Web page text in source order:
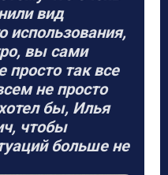
вид
использования,
вы сами
просто так все
не просто
бы, Илья
чтобы
больше не